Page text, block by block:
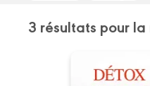
3 résultats pour